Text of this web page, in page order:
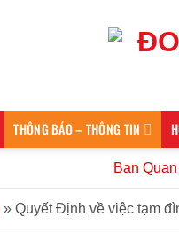
THÔNG BÁO – THÔNG TIN
Ban Quan
» Quyết Định về việc tạm